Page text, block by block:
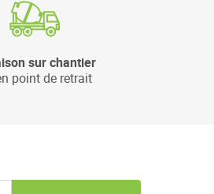
sur chantier
point de retrait